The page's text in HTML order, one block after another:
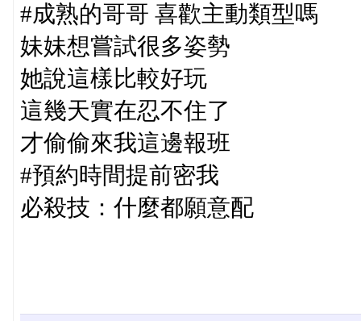
#成熟的哥哥 喜歡主動類型嗎
妹妹想嘗試很多姿勢
她說這樣比較好玩
這幾天實在忍不住了
才偷偷來我這邊報班
#預約時間提前密我
必殺技：什麼都願意配